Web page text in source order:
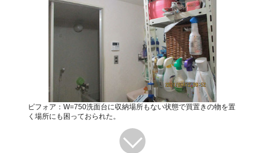
ビフォア：W=750洗面台に収納場所もない状態で買置きの物を置
く場所にも困っておられた。